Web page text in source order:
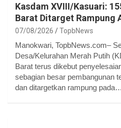
Kasdam XVIII/Kasuari:
Barat Ditarget Rampung
07/08/2026 TopbNews
Manokwari, TopbNews.com–
Desa/Kelurahan Merah Putih
Barat terus dikebut
sebagian besar pembangunan
dan ditargetkan rampung pada…